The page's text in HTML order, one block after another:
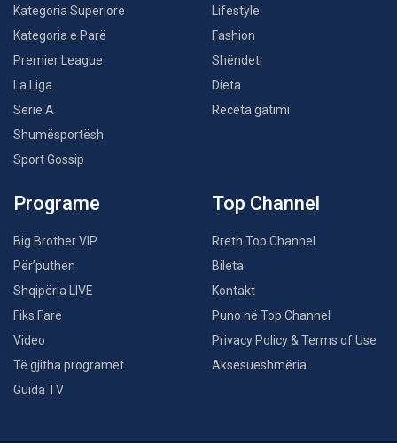
Kategoria Superiore
Kategoria e Parë
Premier League
La Liga
Serie A
Shumësportësh
Sport Gossip
Lifestyle
Fashion
Shëndeti
Dieta
Receta gatimi
Programe
Big Brother VIP
Për’puthen
Shqipëria LIVE
Fiks Fare
Video
Të gjitha programet
Guida TV
Top Channel
Rreth Top Channel
Bileta
Kontakt
Puno në Top Channel
Privacy Policy & Terms of Use
Aksesueshmëria